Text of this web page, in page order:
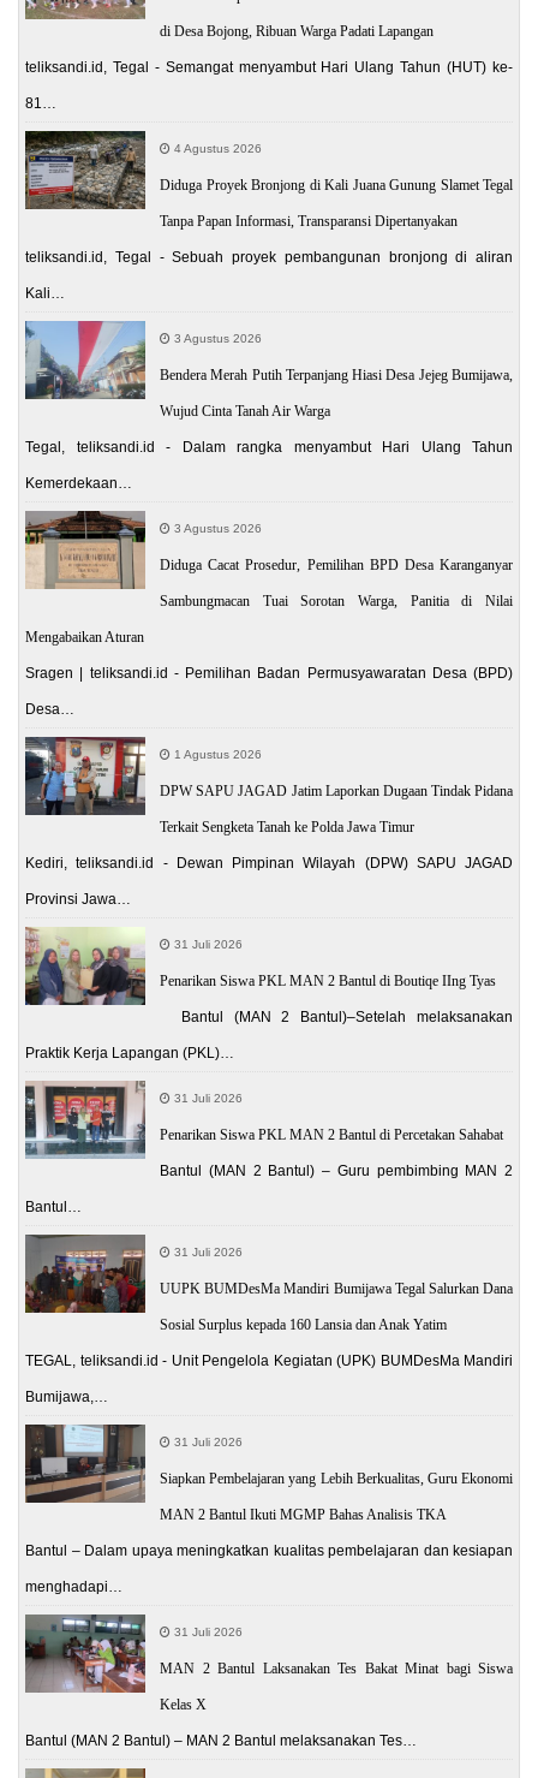
di Desa Bojong, Ribuan Warga Padati Lapangan
teliksandi.id, Tegal - Semangat menyambut Hari Ulang Tahun (HUT) ke-
81…
4 Agustus 2026
Diduga Proyek Bronjong di Kali Juana Gunung Slamet Tegal
Tanpa Papan Informasi, Transparansi Dipertanyakan
teliksandi.id, Tegal - Sebuah proyek pembangunan bronjong di aliran
Kali…
3 Agustus 2026
Bendera Merah Putih Terpanjang Hiasi Desa Jejeg Bumijawa,
Wujud Cinta Tanah Air Warga
Tegal, teliksandi.id - Dalam rangka menyambut Hari Ulang Tahun
Kemerdekaan…
3 Agustus 2026
Diduga Cacat Prosedur, Pemilihan BPD Desa Karanganyar
Sambungmacan Tuai Sorotan Warga, Panitia di Nilai
Mengabaikan Aturan
Sragen | teliksandi.id - Pemilihan Badan Permusyawaratan Desa (BPD)
Desa…
1 Agustus 2026
DPW SAPU JAGAD Jatim Laporkan Dugaan Tindak Pidana
Terkait Sengketa Tanah ke Polda Jawa Timur
Kediri, teliksandi.id - Dewan Pimpinan Wilayah (DPW) SAPU JAGAD
Provinsi Jawa…
31 Juli 2026
Penarikan Siswa PKL MAN 2 Bantul di Boutiqe IIng Tyas
Bantul (MAN 2 Bantul)–Setelah melaksanakan
Praktik Kerja Lapangan (PKL)…
31 Juli 2026
Penarikan Siswa PKL MAN 2 Bantul di Percetakan Sahabat
Bantul (MAN 2 Bantul) – Guru pembimbing MAN 2
Bantul…
31 Juli 2026
UUPK BUMDesMa Mandiri Bumijawa Tegal Salurkan Dana
Sosial Surplus kepada 160 Lansia dan Anak Yatim
TEGAL, teliksandi.id - Unit Pengelola Kegiatan (UPK) BUMDesMa Mandiri
Bumijawa,…
31 Juli 2026
Siapkan Pembelajaran yang Lebih Berkualitas, Guru Ekonomi
MAN 2 Bantul Ikuti MGMP Bahas Analisis TKA
Bantul – Dalam upaya meningkatkan kualitas pembelajaran dan kesiapan
menghadapi…
31 Juli 2026
MAN 2 Bantul Laksanakan Tes Bakat Minat bagi Siswa
Kelas X
Bantul (MAN 2 Bantul) – MAN 2 Bantul melaksanakan Tes…